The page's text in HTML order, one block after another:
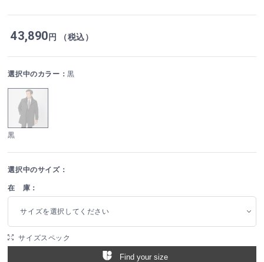
43,890円 （税込）
選択中のカラー：黒
黒
選択中のサイズ：
在 庫：
サイズを選択してください
サイズスペック
Find your size